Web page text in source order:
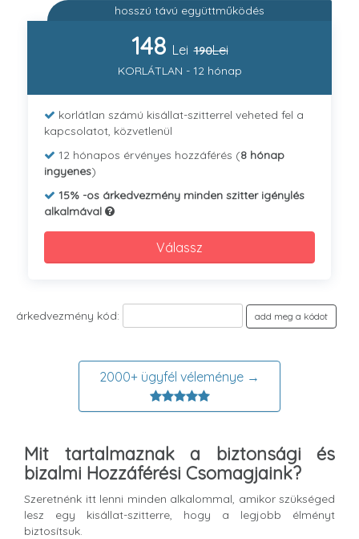
hosszú távú együttműködés
148 Lei 190Lei
KORLÁTLAN - 12 hónap
korlátlan számú kisállat-szitterrel veheted fel a
kapcsolatot, közvetlenül
12 hónapos érvényes hozzáférés (8 hónap
ingyenes)
15% -os árkedvezmény minden szitter igénylés
alkalmával
Válassz
árkedvezmény kód: add meg a kódot
2000+ ügyfél véleménye →
Mit tartalmaznak a biztonsági és
bizalmi Hozzáférési Csomagjaink?
Szeretnénk itt lenni minden alkalommal, amikor szükséged
lesz egy kisállat-szitterre, hogy a legjobb élményt
biztosítsuk.